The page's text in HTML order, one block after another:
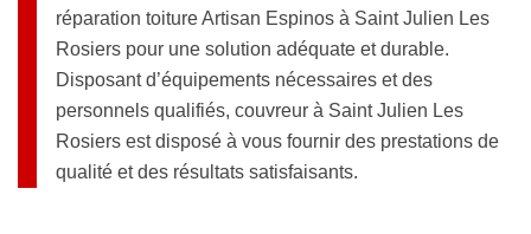
réparation toiture Artisan Espinos à Saint Julien Les
Rosiers pour une solution adéquate et durable.
Disposant d’équipements nécessaires et des
personnels qualifiés, couvreur à Saint Julien Les
Rosiers est disposé à vous fournir des prestations de
qualité et des résultats satisfaisants.